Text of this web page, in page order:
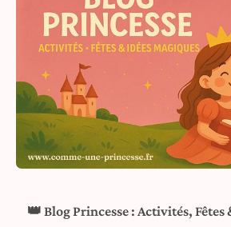
👑 Blog Princesse : Activités, Fêtes